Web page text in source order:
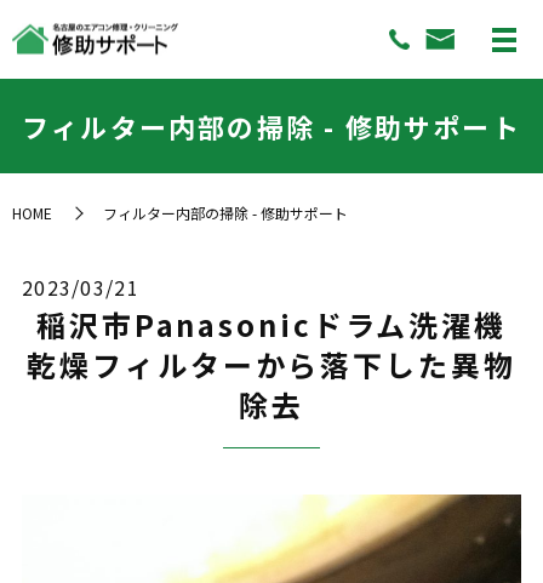
フィルター内部の掃除 - 修助サポート
HOME フィルター内部の掃除 - 修助サポート
2023/03/21
稲沢市Panasonicドラム洗濯機
乾燥フィルターから落下した異物
除去